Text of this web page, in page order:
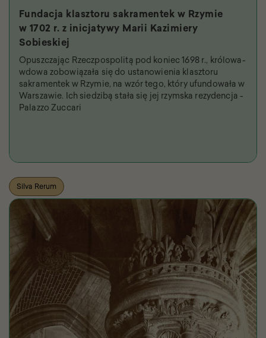
Fundacja klasztoru sakramentek w Rzymie
w 1702 r. z inicjatywy Marii Kazimiery
Sobieskiej
Opuszczając Rzeczpospolitą pod koniec 1698 r., królowa-
wdowa zobowiązała się do ustanowienia klasztoru
sakramentek w Rzymie, na wzór tego, który ufundowała w
Warszawie. Ich siedzibą stała się jej rzymska rezydencja -
Palazzo Zuccari
Silva Rerum